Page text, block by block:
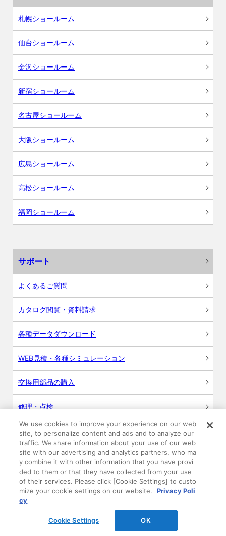
札幌ショールーム
仙台ショールーム
金沢ショールーム
新宿ショールーム
名古屋ショールーム
大阪ショールーム
広島ショールーム
高松ショールーム
福岡ショールーム
サポート
よくあるご質問
カタログ閲覧・資料請求
各種データダウンロード
WEB見積・各種シミュレーション
交換用部品の購入
修理・点検
お問い合わせ
ログイン
建築・設計関係者様向けサイト
ユーザー登録サービス
WEB見積システム
We use cookies to improve your experience on our web
site, to personalize content and ads and to analyze our
traffic. We share information about your use of our web
site with our advertising and analytics partners, who ma
y combine it with other information that you have provi
ded to them or that they have collected from your use
of their services. Please click [Cookie Settings] to custo
mize your cookie settings on our website.
Privacy Poli
cy
Cookie Settings OK